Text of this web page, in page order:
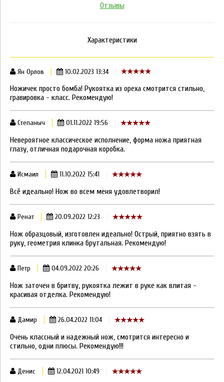
Отзывы
Характеристики
Ян Орлов 10.02.2023 13:34
Ножичек просто бомба! Рукоятка из ореха смотрится стильно,
гравировка - класс. Рекомендую!
Степаныч 01.11.2022 19:56
Невероятное классическое исполнение, форма ножа приятная
глазу, отличная подарочная коробка.
Исмаил 11.10.2022 15:41
Всё идеально! Нож во всем меня удовлетворил!
Ренат 20.09.2022 12:23
Нож образцовый, изготовлен идеально! Острый, приятно взять в
руку, геометрия клинка брутальная. Рекомендую!
Петр 04.09.2022 20:26
Нож заточен в бритву, рукоятка лежит в руке как влитая -
красивая отделка. Рекомендую!
Дамир 26.04.2022 11:04
Очень классный и надежный нож, смотрится интересно и
стильно, одни плюсы. Рекомендую!!!
Денис 12.04.2021 10:49